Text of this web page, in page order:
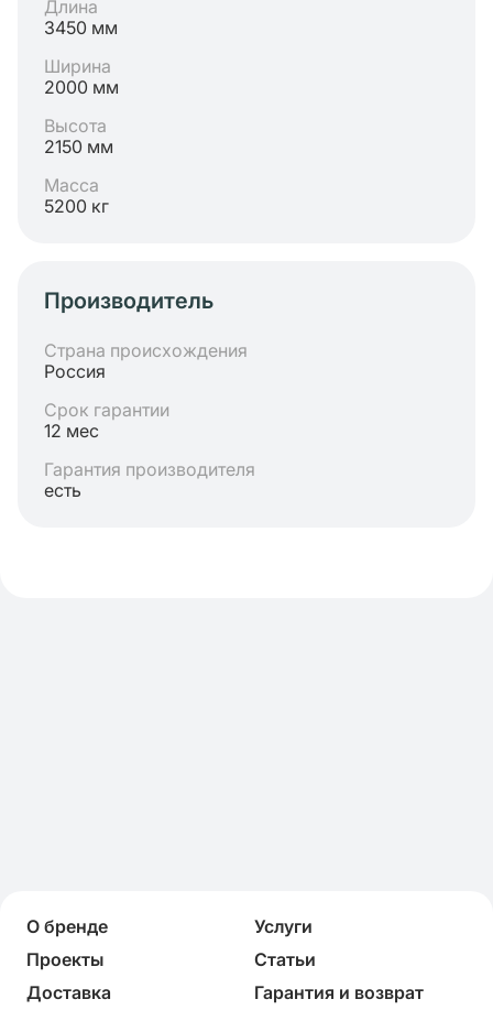
Длина
3450 мм
Ширина
2000 мм
Высота
2150 мм
Масса
5200 кг
Производитель
Страна происхождения
Россия
Срок гарантии
12 мес
Гарантия производителя
есть
О бренде
Услуги
Проекты
Статьи
Доставка
Гарантия и возврат